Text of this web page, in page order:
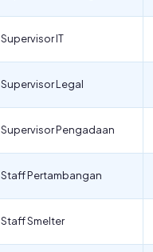
Supervisor IT
Supervisor Legal
Supervisor Pengadaan
Staff Pertambangan
Staff Smelter